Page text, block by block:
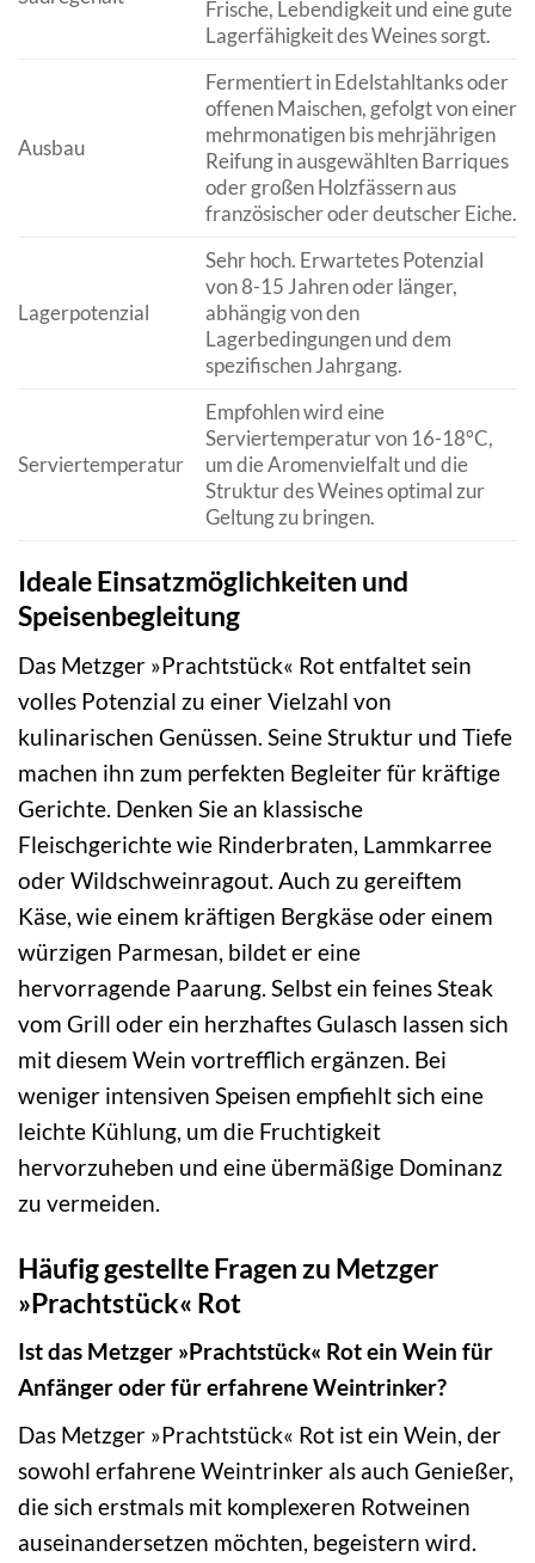
Frische, Lebendigkeit und eine gute
Lagerfähigkeit des Weines sorgt.
Ausbau
Fermentiert in Edelstahltanks oder
offenen Maischen, gefolgt von einer
mehrmonatigen bis mehrjährigen
Reifung in ausgewählten Barriques
oder großen Holzfässern aus
französischer oder deutscher Eiche.
Lagerpotenzial
Sehr hoch. Erwartetes Potenzial
von 8-15 Jahren oder länger,
abhängig von den
Lagerbedingungen und dem
spezifischen Jahrgang.
Serviertemperatur
Empfohlen wird eine
Serviertemperatur von 16-18°C,
um die Aromenvielfalt und die
Struktur des Weines optimal zur
Geltung zu bringen.
Ideale Einsatzmöglichkeiten und
Speisenbegleitung
Das Metzger »Prachtstück« Rot entfaltet sein
volles Potenzial zu einer Vielzahl von
kulinarischen Genüssen. Seine Struktur und Tiefe
machen ihn zum perfekten Begleiter für kräftige
Gerichte. Denken Sie an klassische
Fleischgerichte wie Rinderbraten, Lammkarree
oder Wildschweinragout. Auch zu gereiftem
Käse, wie einem kräftigen Bergkäse oder einem
würzigen Parmesan, bildet er eine
hervorragende Paarung. Selbst ein feines Steak
vom Grill oder ein herzhaftes Gulasch lassen sich
mit diesem Wein vortrefflich ergänzen. Bei
weniger intensiven Speisen empfiehlt sich eine
leichte Kühlung, um die Fruchtigkeit
hervorzuheben und eine übermäßige Dominanz
zu vermeiden.
Häufig gestellte Fragen zu Metzger
»Prachtstück« Rot
Ist das Metzger »Prachtstück« Rot ein Wein für
Anfänger oder für erfahrene Weintrinker?
Das Metzger »Prachtstück« Rot ist ein Wein, der
sowohl erfahrene Weintrinker als auch Genießer,
die sich erstmals mit komplexeren Rotweinen
auseinandersetzen möchten, begeistern wird.